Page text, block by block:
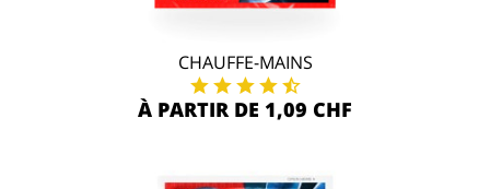
CHAUFFE-MAINS
À PARTIR DE 1,09 CHF